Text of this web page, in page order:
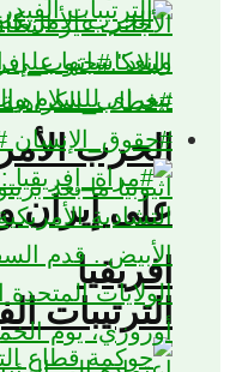
الحرب
على إيران
افريقيا
الترتيبات